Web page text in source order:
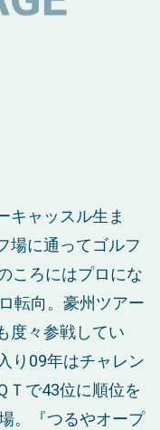
キャッスル生ま
場に通ってゴルフ
ころにはプロにな
転向。豪州ツアー
度々参戦してい
り09年はチャレン
Ｔで43位に順位を
。『つるやオープ